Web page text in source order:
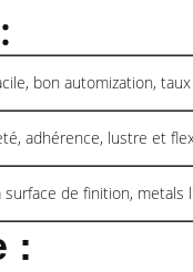
bon automization,
adhérence, lustre et
de finition, metals
: